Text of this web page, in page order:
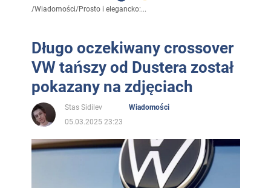
/Wiadomości/Prosto i elegancko:...
Długo oczekiwany crossover
VW tańszy od Dustera został
pokazany na zdjęciach
Stas Sidilev
Wiadomości
05.03.2025 23:23